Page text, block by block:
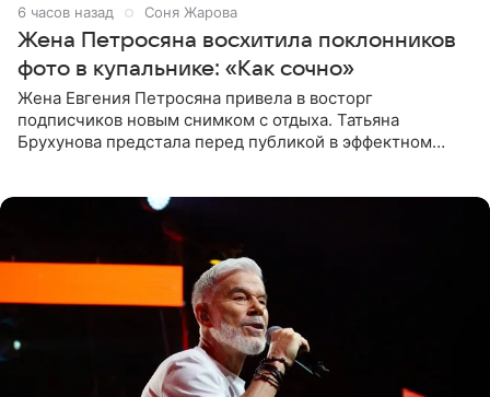
6 часов назад Соня Жарова
Жена Петросяна восхитила поклонников
фото в купальнике: «Как сочно»
Жена Евгения Петросяна привела в восторг
подписчиков новым снимком с отдыха. Татьяна
Брухунова предстала перед публикой в эффектном